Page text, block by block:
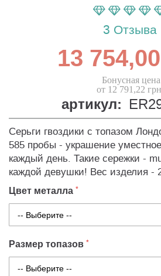
Параметр
100
% of100
3 Отзыва
13
Бонусная цена
от 12 791,22
артикул:
Серьги гвоздики с топазом
585 пробы - украшение
каждый день. Такие сережки -
каждой девушки! Вес изделия -
Цвет металла
Размер топазов